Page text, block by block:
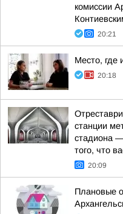
комиссии
20:21
Место, где
20:18
станции
стадиона
того, что
20:09
Плановые